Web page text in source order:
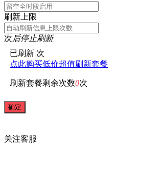
刷新上限
次后停止刷新
已刷新 次
点此购买低价超值刷新套餐
刷新套餐剩余次数0次
关注客服